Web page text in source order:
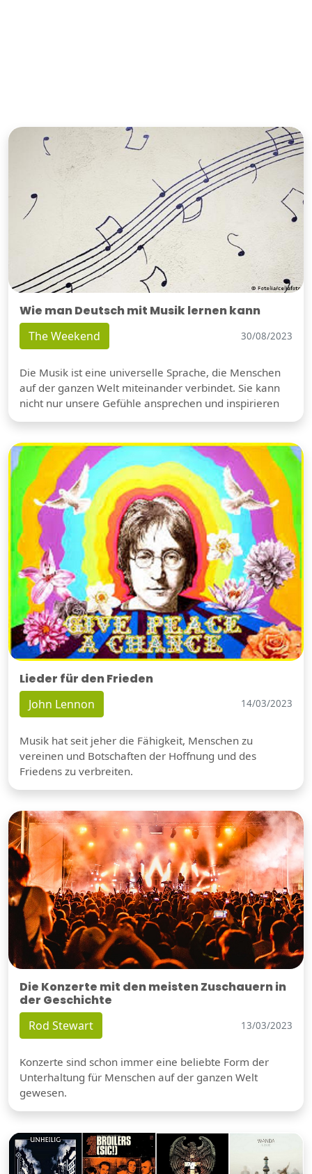
Wie man Deutsch mit Musik lernen kann
The Weekend 30/08/2023
Die Musik ist eine universelle Sprache, die Menschen
auf der ganzen Welt miteinander verbindet. Sie kann
nicht nur unsere Gefühle ansprechen und inspirieren
Lieder für den Frieden
John Lennon 14/03/2023
Musik hat seit jeher die Fähigkeit, Menschen zu
vereinen und Botschaften der Hoffnung und des
Friedens zu verbreiten.
Die Konzerte mit den meisten Zuschauern in
der Geschichte
Rod Stewart 13/03/2023
Konzerte sind schon immer eine beliebte Form der
Unterhaltung für Menschen auf der ganzen Welt
gewesen.